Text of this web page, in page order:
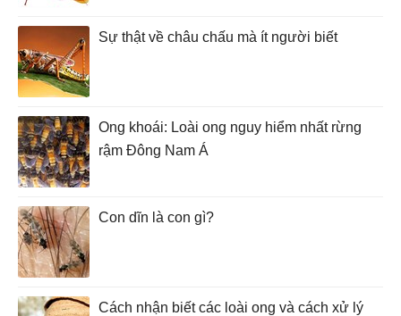
Sự thật về châu chấu mà ít người biết
Ong khoái: Loài ong nguy hiểm nhất rừng
rậm Đông Nam Á
Con dĩn là con gì?
Cách nhận biết các loài ong và cách xử lý